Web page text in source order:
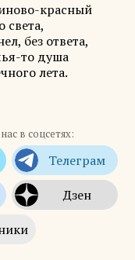
красный
света,
без ответа,
то душа
лета.
в соцсетях: